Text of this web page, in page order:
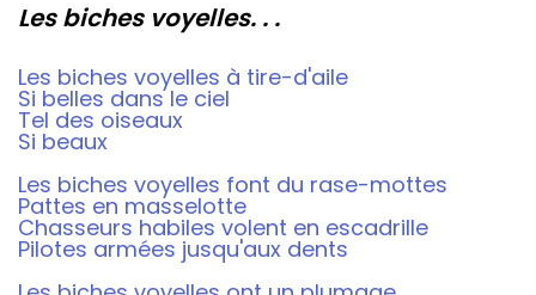
Les biches voyelles. . .
Les biches voyelles à tire-d'aile
Si belles dans le ciel
Tel des oiseaux
Si beaux
Les biches voyelles font du rase-mottes
Pattes en masselotte
Chasseurs habiles volent en escadrille
Pilotes armées jusqu'aux dents